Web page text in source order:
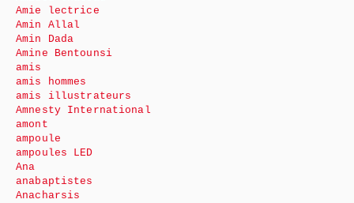
Amie lectrice
Amin Allal
Amin Dada
Amine Bentounsi
amis
amis hommes
amis illustrateurs
Amnesty International
amont
ampoule
ampoules LED
Ana
anabaptistes
Anacharsis